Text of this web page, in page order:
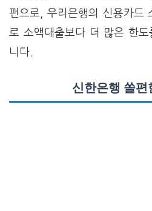
편으로, 우리은행의 신용카드
로 소액대출보다 더 많은 한
니다.
신한은행 쏠편